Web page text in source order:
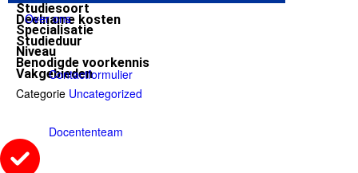
Over ons
Contactformulier
Docententeam
Studiesoort
Deelname kosten
Specialisatie
Studieduur
Niveau
Benodigde voorkennis
Vakgebieden
Categorie Uncategorized